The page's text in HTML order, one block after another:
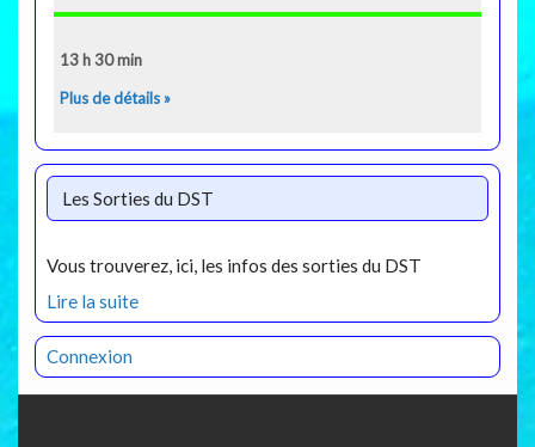
13 h 30 min
Plus de détails »
Les Sorties du DST
Vous trouverez, ici, les infos des sorties du DST
Lire la suite
Connexion